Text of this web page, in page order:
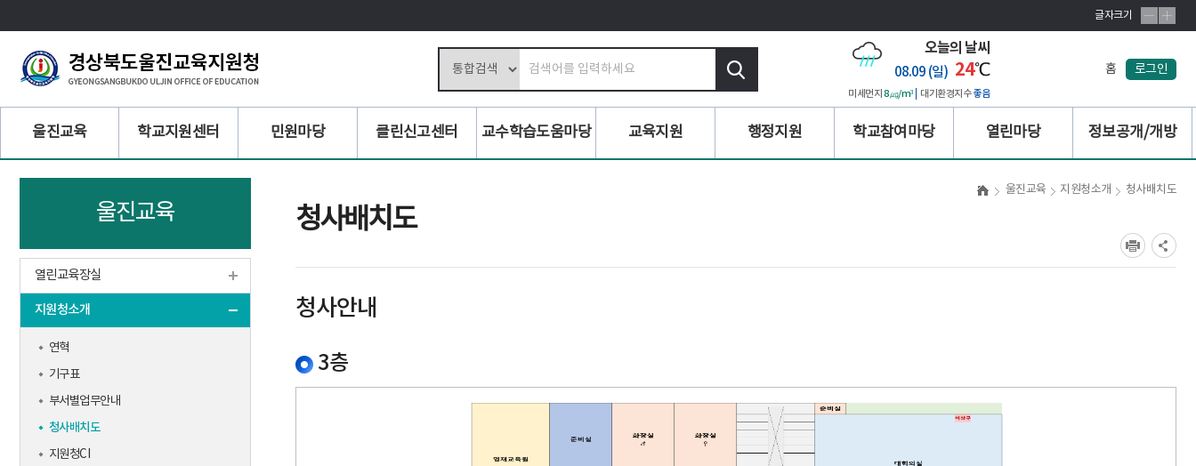
글자크기
홈 로그인
오늘의 날씨
08.09 (일) 24℃
미세먼지8㎍/m³ 대기환경지수좋음
검
입
뉴
울진교육 학교지원센터 민원마당 클린신고센터 교수학습도움마당 교육지원 행정지원 학교참여마당 열린마당 정보공개/개방
울진교육
열린교육장실
지원청소개
연혁
기구표
부서별업무안내
청사배치도
지원청CI
울진교육 지원청소개 청사배치도
청사배치도
청사안내
3층